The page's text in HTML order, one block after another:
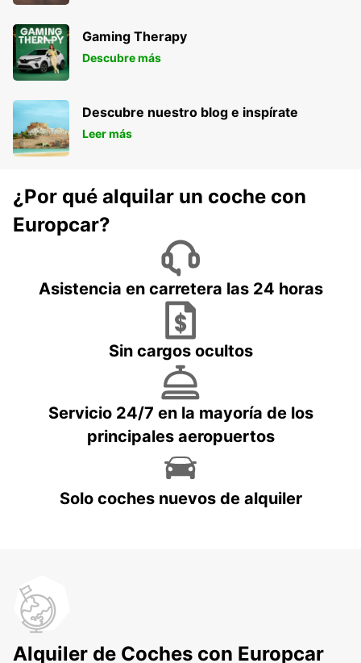
Gaming Therapy
Descubre más
Descubre nuestro blog e inspírate
Leer más
¿Por qué alquilar un coche con
Europcar?
Asistencia en carretera las 24 horas
Sin cargos ocultos
Servicio 24/7 en la mayoría de los
principales aeropuertos
Solo coches nuevos de alquiler
Alquiler de Coches con Europcar